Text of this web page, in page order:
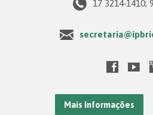
17 3214-1410;
Mais Informações